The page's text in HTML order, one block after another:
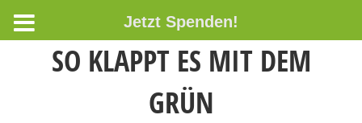
SO KLAPPT ES MIT DEM
GRÜN
Jetzt Spenden!